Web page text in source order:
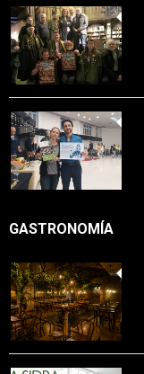
GASTRONOMÍA